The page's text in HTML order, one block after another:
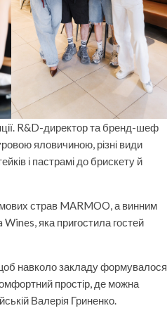
R&D-директор та бренд-шеф
яловичиною, різні види
і пастрамі до брискету й
страв MARMOO, а винним
яка пригостила гостей
навколо закладу формувалося
простір, де можна
Валерія Гриненко.